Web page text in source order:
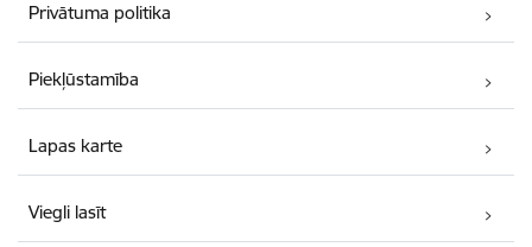
Privātuma politika
Piekļūstamība
Lapas karte
Viegli lasīt